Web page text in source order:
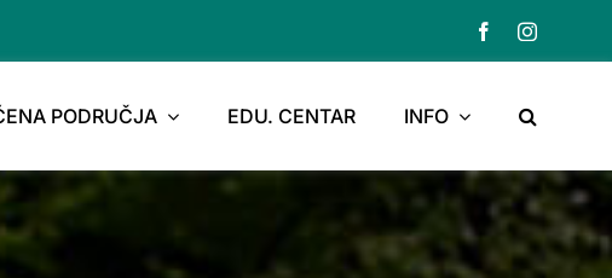
PODRUČJA EDU. CENTAR INFO